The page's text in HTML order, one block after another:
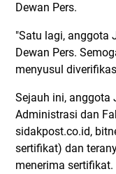
Dewan Pers.
"Satu lagi, anggota
Dewan Pers.
menyusul
Sejauh ini, anggota
Administrasi dan
sidakpost.co.id,
sertifikat) dan
menerima sertifikat.